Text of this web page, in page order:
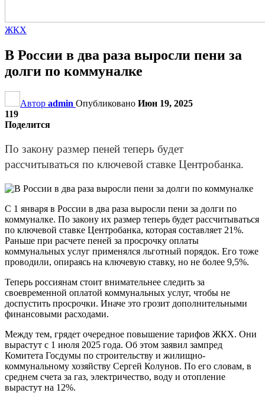
ЖКХ
В России в два раза выросли пени за
долги по коммуналке
Автор admin Опубликовано Июн 19, 2025
119
Поделится
По закону размер пеней теперь будет
рассчитываться по ключевой ставке Центробанка.
С 1 января в России в два раза выросли пени за долги по
коммуналке. По закону их размер теперь будет рассчитываться
по ключевой ставке Центробанка, которая составляет 21%.
Раньше при расчете пеней за просрочку оплаты
коммунальных услуг применялся льготный порядок. Его тоже
проводили, опираясь на ключевую ставку, но не более 9,5%.
Теперь россиянам стоит внимательнее следить за
своевременной оплатой коммунальных услуг, чтобы не
доспустить просрочки. Иначе это грозит дополнительными
финансовыми расходами.
Между тем, грядет очередное повышение тарифов ЖКХ. Они
вырастут с 1 июля 2025 года. Об этом заявил зампред
Комитета Госдумы по строительству и жилищно-
коммунальному хозяйству Сергей Колунов. По его словам, в
среднем счета за газ, электричество, воду и отопление
вырастут на 12%.